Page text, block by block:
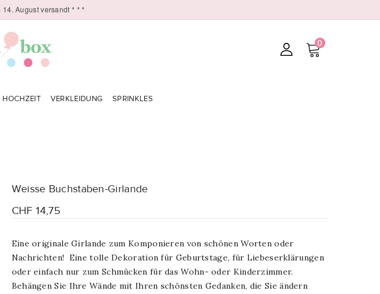
August versandt * * *
0
HOCHZEIT VERKLEIDUNG SPRINKLES
Weisse Buchstaben-Girlande
CHF 14,75
Eine originale Girlande zum Komponieren von schönen Worten oder
Nachrichten! Eine tolle Dekoration für Geburtstage, für Liebeserklärungen
oder einfach nur zum Schmücken für das Wohn- oder Kinderzimmer.
Behängen Sie Ihre Wände mit Ihren schönsten Gedanken, die Sie ändern